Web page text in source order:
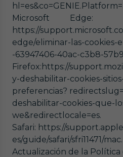
Microsoft Edge:
https://
edge/eliminar-las-cookies-
-63947406-40ac-c3b8-
Firefox:https://
y-deshabilitar-cookies-
preferencias?
deshabilitar-cookies-que-
we&redirectlocale=es.
Safari: https://
es/guide/safari/sfri11471/mac.
Actualización de la Política